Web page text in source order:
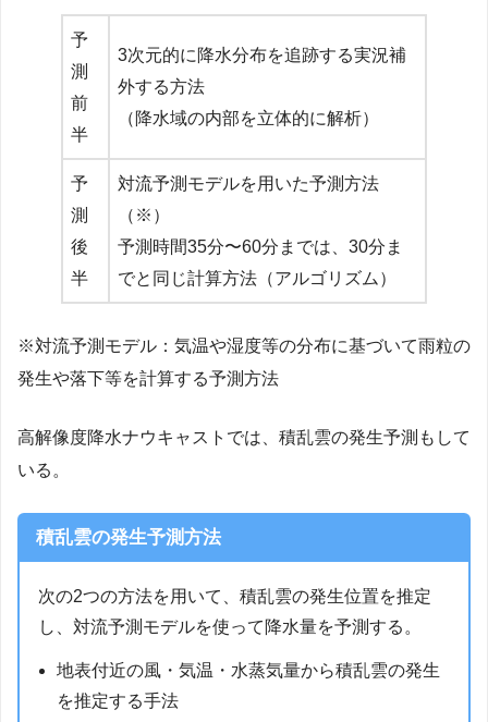
予
測
前
半
3次元的に降水分布を追跡する実況補
外する方法
（降水域の内部を立体的に解析）
予
測
後
半
対流予測モデルを用いた予測方法
（※）
予測時間35分〜60分までは、30分ま
でと同じ計算方法（アルゴリズム）
※対流予測モデル：気温や湿度等の分布に基づいて雨粒の
発生や落下等を計算する予測方法
高解像度降水ナウキャストでは、積乱雲の発生予測もして
いる。
積乱雲の発生予測方法
次の2つの方法を用いて、積乱雲の発生位置を推定
し、対流予測モデルを使って降水量を予測する。
地表付近の風・気温・水蒸気量から積乱雲の発生
を推定する手法